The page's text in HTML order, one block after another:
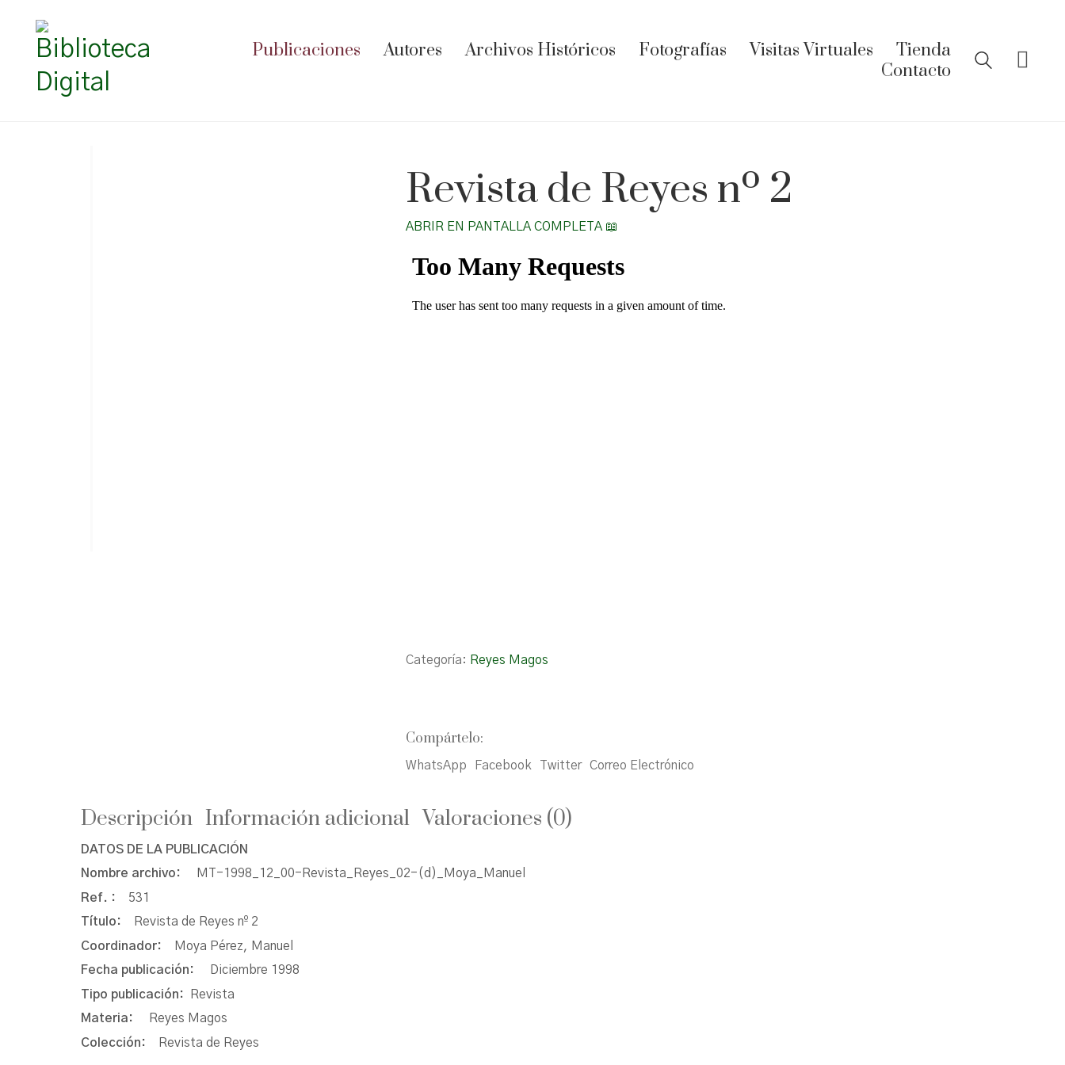
Publicaciones Autores Archivos Históricos Fotografías Visitas Virtuales
Tienda
Contacto
Revista de Reyes nº 2
ABRIR EN PANTALLA COMPLETA 📖
Categoría: Reyes Magos
Compártelo:
WhatsApp Facebook Twitter Correo Electrónico
Descripción Información adicional Valoraciones (0)
DATOS DE LA PUBLICACIÓN
Nombre archivo:
MT-1998_12_00-Revista_Reyes_02-(d)_Moya_Manuel
Ref. : 531
Título:
Revista de Reyes nº 2
Coordinador:
Moya Pérez, Manuel
Fecha publicación:
Diciembre 1998
Tipo publicación:
Revista
Materia:
Reyes Magos
Colección:
Revista de Reyes